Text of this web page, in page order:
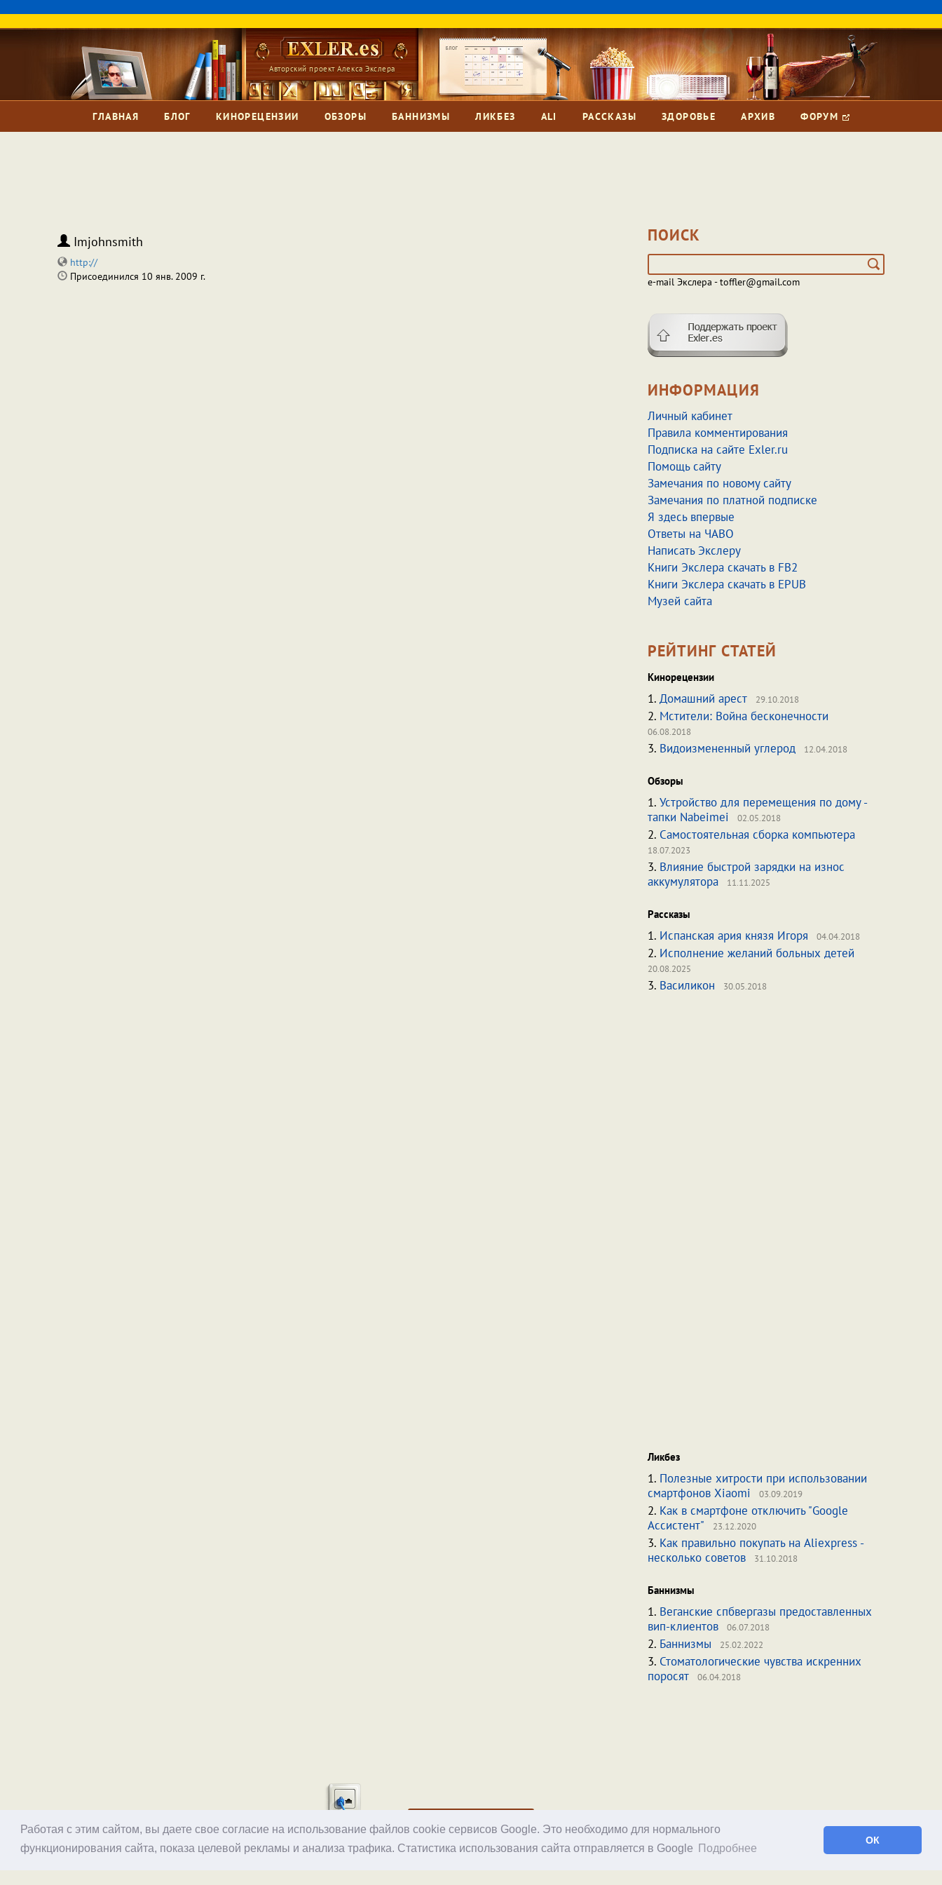
Работая с этим сайтом, вы даете свое согласие на использование файлов cookie сервисов Google. Это необходимо для нормального
функционирования сайта, показа целевой рекламы и анализа трафика. Статистика использования сайта отправляется в Google
Подробнее
ОК
Авторский проект Алекса Экслера
ГЛАВНАЯ БЛОГ КИНОРЕЦЕНЗИИ ОБЗОРЫ БАННИЗМЫ ЛИКБЕЗ ALI РАССКАЗЫ ЗДОРОВЬЕ АРХИВ ФОРУМ
Imjohnsmith
http://
Присоединился 10 янв. 2009 г.
ПОИСК
e-mail Экслера - toffler@gmail.com
ИНФОРМАЦИЯ
Личный кабинет
Правила комментирования
Подписка на сайте Exler.ru
Помощь сайту
Замечания по новому сайту
Замечания по платной подписке
Я здесь впервые
Ответы на ЧАВО
Написать Экслеру
Книги Экслера скачать в FB2
Книги Экслера скачать в EPUB
Музей сайта
РЕЙТИНГ СТАТЕЙ
Кинорецензии
1. Домашний арест 29.10.2018
2. Мстители: Война бесконечности
06.08.2018
3. Видоизмененный углерод 12.04.2018
Обзоры
1. Устройство для перемещения по дому -
тапки Nabeimei
02.05.2018
2. Самостоятельная сборка компьютера
18.07.2023
3. Влияние быстрой зарядки на износ
аккумулятора
11.11.2025
Рассказы
1. Испанская ария князя Игоря 04.04.2018
2. Исполнение желаний больных детей
20.08.2025
3. Василикон 30.05.2018
Ликбез
1. Полезные хитрости при использовании
смартфонов Xiaomi
03.09.2019
2. Как в смартфоне отключить "Google
Ассистент"
23.12.2020
3. Как правильно покупать на Aliexpress -
несколько советов
31.10.2018
Баннизмы
1. Веганские спбвергазы предоставленных
вип-клиентов
06.07.2018
2. Баннизмы 25.02.2022
3. Стоматологические чувства искренних
поросят
06.04.2018
© 1998–2026 Alex Exler RSS блога